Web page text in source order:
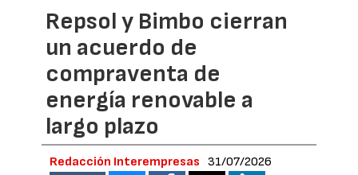
Repsol y Bimbo cierran
un acuerdo de
compraventa de
energía renovable a
largo plazo
Redacción Interempresas 31/07/2026